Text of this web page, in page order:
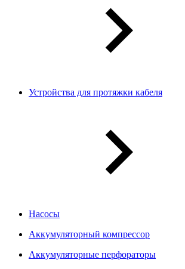
Устройства для протяжки кабеля
Насосы
Аккумуляторный компрессор
Аккумуляторные перфораторы